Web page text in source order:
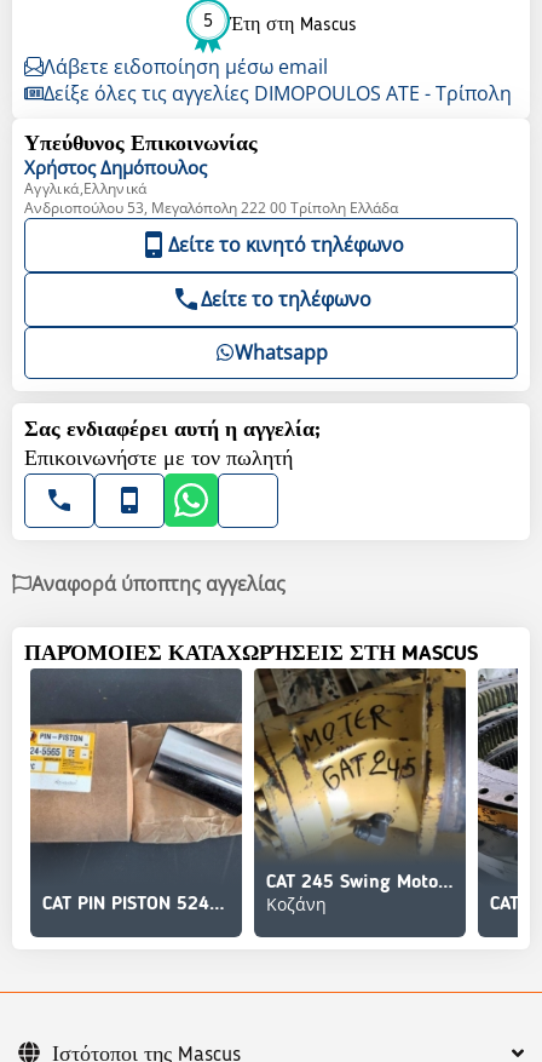
5 Έτη στη Mascus
Λάβετε ειδοποίηση μέσω email
Δείξε όλες τις αγγελίες DIMOPOULOS ATE - Τρίπολη
Υπεύθυνος Επικοινωνίας
Χρήστος Δημόπουλος
Αγγλικά,Ελληνικά
Ανδριοπούλου 53, Μεγαλόπολη 222 00 Τρίπολη Ελλάδα
Δείτε το κινητό τηλέφωνο
Δείτε το τηλέφωνο
Whatsapp
Σας ενδιαφέρει αυτή η αγγελία;
Επικοινωνήστε με τον πωλητή
Αναφορά ύποπτης αγγελίας
ΠΑΡΌΜΟΙΕΣ ΚΑΤΑΧΩΡΉΣΕΙΣ ΣΤΗ MASCUS
CAT PIN PISTON 524-5565
CAT 245 Swing Motor (Μοτέρ Περιστροφής)
Κοζάνη
Ιστότοποι της Mascus